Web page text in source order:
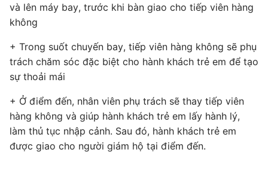
và lên máy bay, trước khi bàn giao cho tiếp viên hàng
không
+ Trong suốt chuyến bay, tiếp viên hàng không sẽ phụ
trách chăm sóc đặc biệt cho hành khách trẻ em để tạo
sự thoải mái
+ Ở điểm đến, nhân viên phụ trách sẽ thay tiếp viên
hàng không và giúp hành khách trẻ em lấy hành lý,
làm thủ tục nhập cảnh. Sau đó, hành khách trẻ em
được giao cho người giám hộ tại điểm đến.